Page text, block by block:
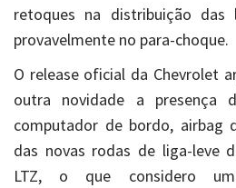
retoques na distribuição das
provavelmente no para-choque.
O release oficial da Chevrolet
outra novidade a presença
computador de bordo, airbag
das novas rodas de liga-leve
LTZ, o que considero